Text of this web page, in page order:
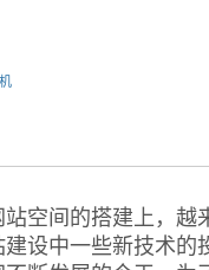
空间的搭建上，越
设中一些新技术的